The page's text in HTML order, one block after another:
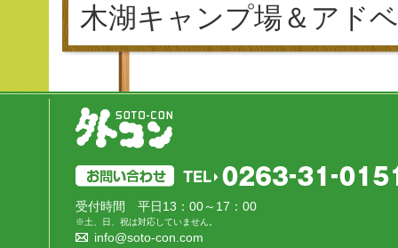
木湖キャンプ場＆アド
受付時間 平日13：00～17：00
※土、日、祝は対応していません。
info@soto-con.com